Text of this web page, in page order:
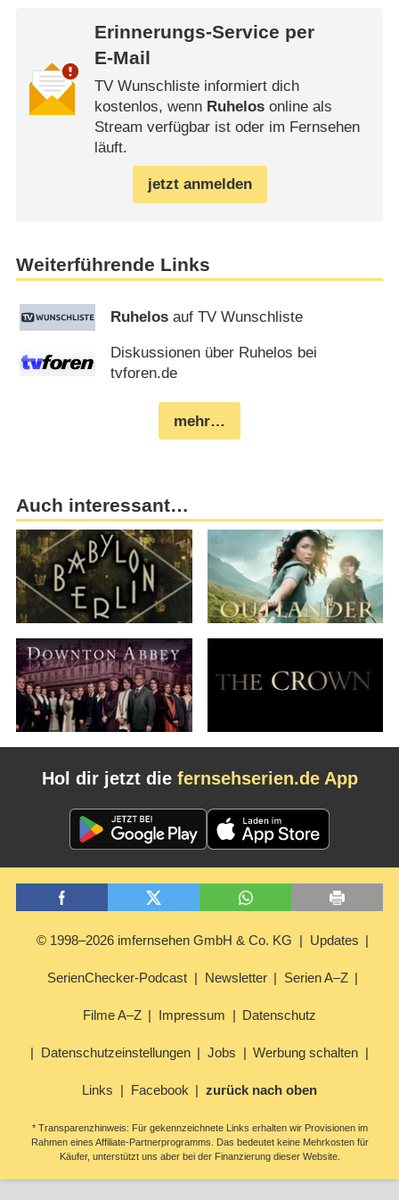
Erinnerungs-Service per
E-Mail
TV Wunschliste informiert dich
kostenlos, wenn Ruhelosonline als
Stream verfügbar ist oder im Fernsehen
läuft.
jetzt anmelden
Weiterführende Links
Ruhelos auf TV Wunschliste
Diskussionen über Ruhelos bei
tvforen.de
mehr…
Auch interessant…
Hol dir jetzt die fernsehserien.de App
© 1998–2026 imfernsehen GmbH & Co. KG Updates
SerienChecker-Podcast Newsletter Serien A–Z
Filme A–Z Impressum Datenschutz
Datenschutzeinstellungen Jobs Werbung schalten
Links Facebook zurück nach oben
* Transparenzhinweis: Für gekennzeichnete Links erhalten wir Provisionen im
Rahmen eines Affiliate-Partnerprogramms. Das bedeutet keine Mehrkosten für
Käufer, unterstützt uns aber bei der Finanzierung dieser Website.